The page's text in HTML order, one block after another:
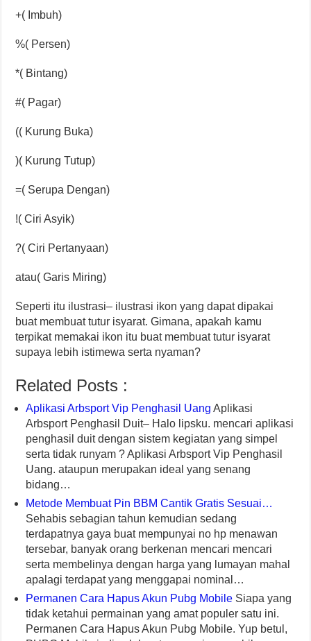
+( Imbuh)
%( Persen)
*( Bintang)
#( Pagar)
(( Kurung Buka)
)( Kurung Tutup)
=( Serupa Dengan)
!( Ciri Asyik)
?( Ciri Pertanyaan)
atau( Garis Miring)
Seperti itu ilustrasi– ilustrasi ikon yang dapat dipakai
buat membuat tutur isyarat. Gimana, apakah kamu
terpikat memakai ikon itu buat membuat tutur isyarat
supaya lebih istimewa serta nyaman?
Related Posts :
Aplikasi Arbsport Vip Penghasil Uang Aplikasi
Arbsport Penghasil Duit– Halo lipsku. mencari aplikasi
penghasil duit dengan sistem kegiatan yang simpel
serta tidak runyam ? Aplikasi Arbsport Vip Penghasil
Uang. ataupun merupakan ideal yang senang
bidang…
Metode Membuat Pin BBM Cantik Gratis Sesuai…
Sehabis sebagian tahun kemudian sedang
terdapatnya gaya buat mempunyai no hp menawan
tersebar, banyak orang berkenan mencari mencari
serta membelinya dengan harga yang lumayan mahal
apalagi terdapat yang menggapai nominal…
Permanen Cara Hapus Akun Pubg Mobile Siapa yang
tidak ketahui permainan yang amat populer satu ini.
Permanen Cara Hapus Akun Pubg Mobile. Yup betul,